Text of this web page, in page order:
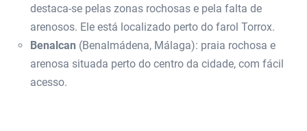
destaca-se pelas zonas rochosas e pela falta de
arenosos. Ele está localizado perto do farol Torrox.
Benalcan (Benalmádena, Málaga): praia rochosa e
arenosa situada perto do centro da cidade, com fácil
acesso.